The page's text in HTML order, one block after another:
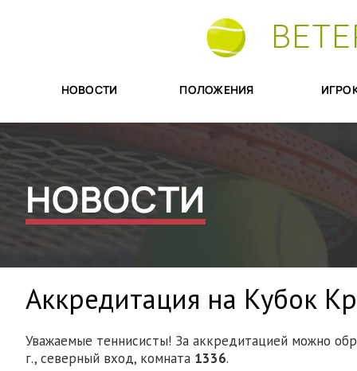
НОВОСТИ ПОЛОЖЕНИЯ
НОВОСТИ
Аккредитация на Кубок
Уважаемые теннисисты! За аккредитацией можно
г., северный вход, комната 1336.